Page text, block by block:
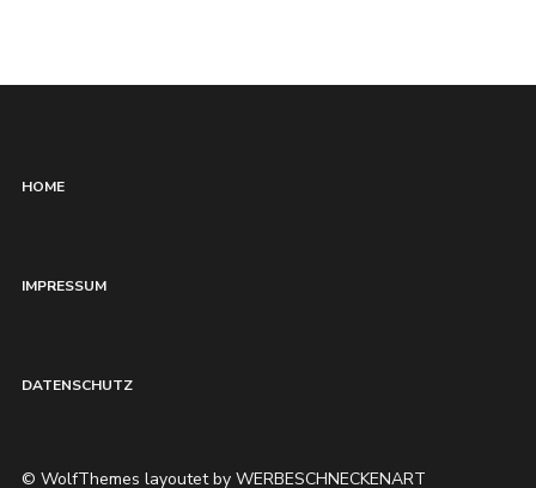
HOME
IMPRESSUM
DATENSCHUTZ
© WolfThemes layoutet by WERBESCHNECKENART